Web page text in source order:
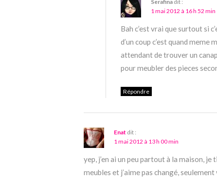
Serafina dit :
1 mai 2012 à 16 h 52 min
Bah c’est vrai que surtout si
d’un coup c’est quand
attendant de trouver un
pour meubler des pieces
Répondre
Enat dit :
1 mai 2012 à 13 h 00 min
yep, j’en ai un peu partout à la maison,
meubles et j’aime pas changé,